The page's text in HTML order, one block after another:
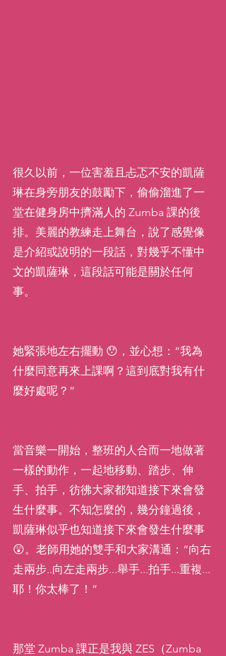
很久以前，一位害羞且忐忑不安的凱薩
琳在身旁朋友的鼓勵下，偷偷溜進了一
堂在健身房中擠滿人的 Zumba 課的後
排。美麗的教練走上舞台，說了感覺像
是介紹或說明的一段話，對幾乎不懂中
文的凱薩琳，這段話可能是關於任何
事。
她緊張地左右擺動 😯，並心想：“我為
什麼同意再來上課啊？這到底對我有什
麼好處呢？”
當音樂一開始，整班的人合而一地做著
一樣的動作，一起地移動、踏步、伸
手、拍手，彷彿大家都知道接下來會發
生什麼事。不知怎麼的，幾分鐘過後，
凱薩琳似乎也知道接下來會發生什麼事
😲。老師用她的雙手和大家溝通：“向右
走兩步..向左走兩步...舉手...拍手...重複...
耶！你太棒了！”
那堂 Zumba 課正是我與 ZES（Zumba